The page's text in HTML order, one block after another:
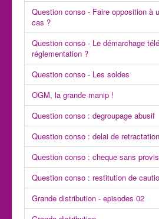
Question conso - Faire opposition à
cas ?
Question conso - Le démarchage
réglementation ?
Question conso - Les soldes
OGM, la grande manip !
Question conso : degroupage abusif
Question conso : delai de retractation
Question conso : cheque sans
Question conso : restitution de
Grande distribution - episodes 02